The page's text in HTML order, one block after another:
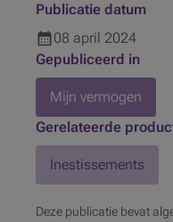
Publicatie datum
08 april 2024
Gepubliceerd in
Mijn vermogen
Gerelateerde
Inestissements
Deze publicatie bevat